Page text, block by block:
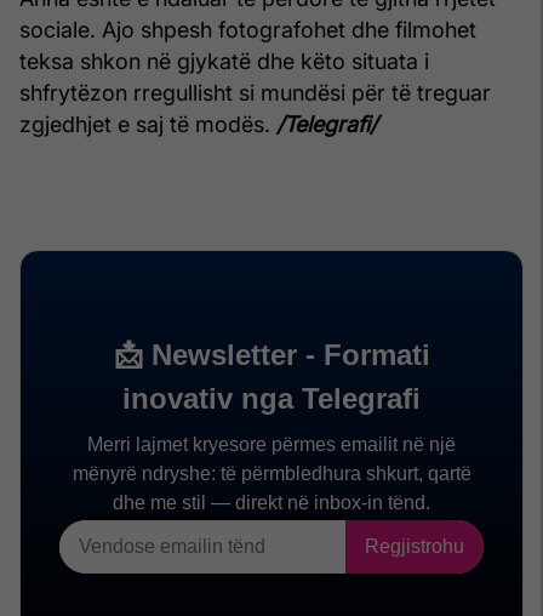
sociale. Ajo shpesh fotografohet dhe filmohet
teksa shkon në gjykatë dhe këto situata i
shfrytëzon rregullisht si mundësi për të treguar
zgjedhjet e saj të modës. /Telegrafi/